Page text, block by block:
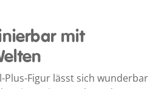
mit
Plus-Figur lässt sich wunderbar